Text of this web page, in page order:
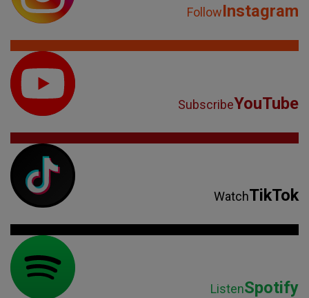
FollowInstagram
SubscribeYouTube
WatchTikTok
ListenSpotify